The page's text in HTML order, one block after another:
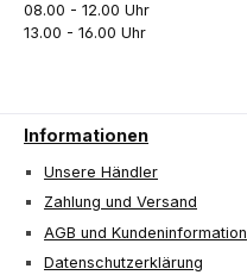
08.00 - 12.00 Uhr
13.00 - 16.00 Uhr
Informationen
Unsere Händler
Zahlung und Versand
AGB und Kundeninformation
Datenschutzerklärung